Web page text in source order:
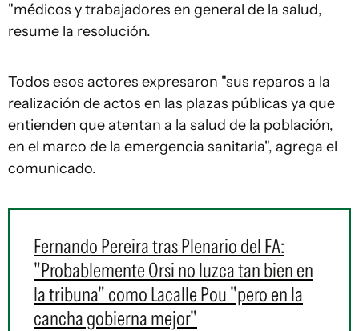
"médicos y trabajadores en general de la salud,
resume la resolución.
Todos esos actores expresaron "sus reparos a la
realización de actos en las plazas públicas ya que
entienden que atentan a la salud de la población,
en el marco de la emergencia sanitaria", agrega el
comunicado.
Fernando Pereira tras Plenario del FA:
"Probablemente Orsi no luzca tan bien en
la tribuna" como Lacalle Pou "pero en la
cancha gobierna mejor"